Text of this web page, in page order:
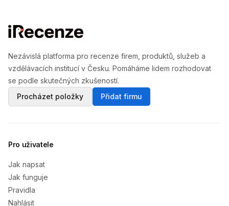
Nezávislá platforma pro recenze firem, produktů, služeb a
vzdělávacích institucí v Česku. Pomáháme lidem rozhodovat
se podle skutečných zkušeností.
Procházet položky
Přidat firmu
Pro uživatele
Jak napsat
Jak funguje
Pravidla
Nahlásit